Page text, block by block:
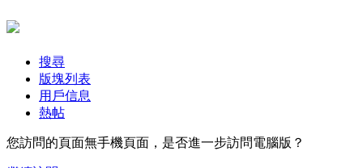
搜尋
版塊列表
用戶信息
熱帖
您訪問的頁面無手機頁面，是否進一步訪問電腦版？